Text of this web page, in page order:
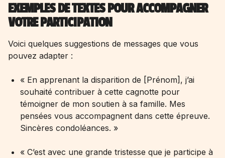
EXEMPLES DE TEXTES POUR ACCOMPAGNER
VOTRE PARTICIPATION
Voici quelques suggestions de messages que vous
pouvez adapter :
« En apprenant la disparition de [Prénom], j’ai
souhaité contribuer à cette cagnotte pour
témoigner de mon soutien à sa famille. Mes
pensées vous accompagnent dans cette épreuve.
Sincères condoléances. »
« C’est avec une grande tristesse que je participe à